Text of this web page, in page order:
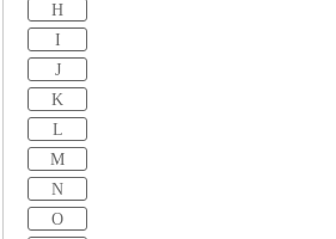
H
I
J
K
L
M
N
O